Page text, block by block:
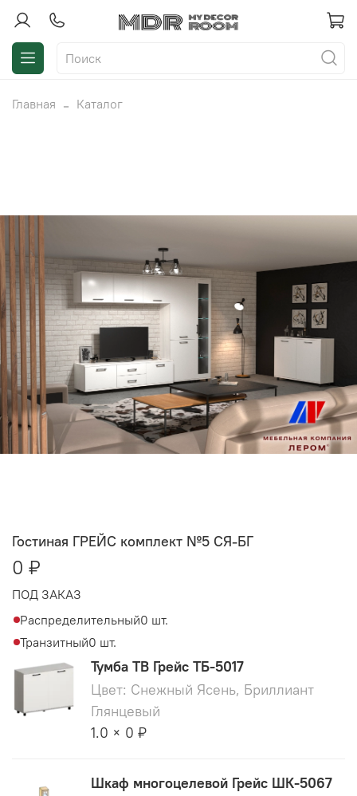
Главная Каталог
Гостиная ГРЕЙС комплект №5 СЯ-БГ
0 ₽
ПОД ЗАКАЗ
Распределительный0 шт.
Транзитный0 шт.
Тумба ТВ Грейс ТБ-5017
Цвет: Снежный Ясень, Бриллиант
Глянцевый
1.0 × 0 ₽
Шкаф многоцелевой Грейс ШК-5067